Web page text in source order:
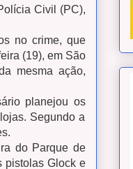
Civil (PC),
no crime, que
(19), em São
mesma ação,
planejou os
Segundo a
do Parque de
pistolas Glock e